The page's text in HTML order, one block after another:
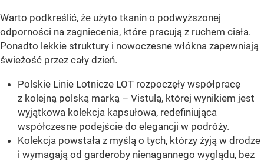
Warto podkreślić, że użyto tkanin o podwyższonej
odporności na zagniecenia, które pracują z ruchem ciała.
Ponadto lekkie struktury i nowoczesne włókna zapewniają
świeżość przez cały dzień.
Polskie Linie Lotnicze LOT rozpoczęły współpracę
z kolejną polską marką – Vistulą, której wynikiem jest
wyjątkowa kolekcja kapsułowa, redefiniująca
współczesne podejście do elegancji w podróży.
Kolekcja powstała z myślą o tych, którzy żyją w drodze
i wymagają od garderoby nienagannego wyglądu, bez